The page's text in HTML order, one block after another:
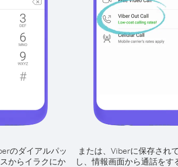
のダイアルパッ
からイラクにか
または、Viberに保存され
し、情報画面から通話をす